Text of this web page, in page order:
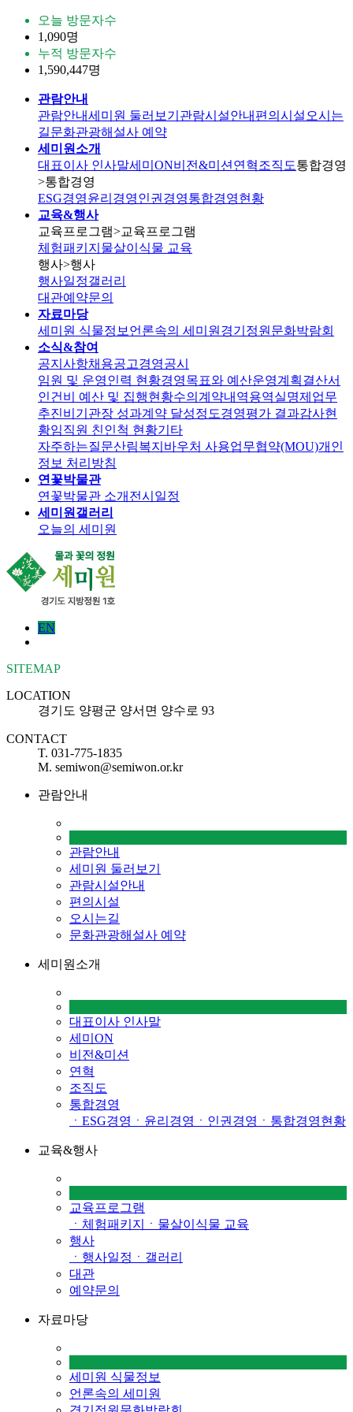
오늘 방문자수
1,090명
누적 방문자수
1,590,447명
관람안내
관람안내세미원 둘러보기 관람시설안내 편의시설 오시는
길문화관광해설사 예약
세미원소개
대표이사 인사말세미ON비전&미션 연혁조직도통합경영
>통합경영
ESG경영윤리경영인권경영통합경영현황
교육&행사
교육프로그램>교육프로그램
체험패키지 물살이식물 교육
행사>행사
행사일정갤러리
대관예약문의
자료마당
세미원 식물정보 언론속의 세미원 경기정원문화박람회
소식&참여
공지사항채용공고경영공시
임원 및 운영인력 현황경영목표와 예산운영계획결산서
인건비 예산 및 집행현황수의계약내역용역실명제 업무
추진비 기관장 성과계약 달성정도경영평가 결과감사현
황임직원 친인척 현황기타
자주하는질문산림복지바우처 사용업무협약(MOU)개인
정보 처리방침
연꽃박물관
연꽃박물관 소개 전시일정
세미원갤러리
오늘의 세미원
EN
SITEMAP
LOCATION
경기도 양평군 양서면 양수로 93
CONTACT
T. 031-775-1835
M. semiwon@semiwon.or.kr
관람안내
관람안내
세미원 둘러보기
관람시설안내
편의시설
오시는길
문화관광해설사 예약
세미원소개
대표이사 인사말
세미ON
비전&미션
연혁
조직도
통합경영
ㆍESG경영 ㆍ윤리경영 ㆍ인권경영 ㆍ통합경영현황
교육&행사
교육프로그램
ㆍ체험패키지
ㆍ물살이식물 교육
행사
ㆍ행사일정 ㆍ갤러리
대관
예약문의
자료마당
세미원 식물정보
언론속의 세미원